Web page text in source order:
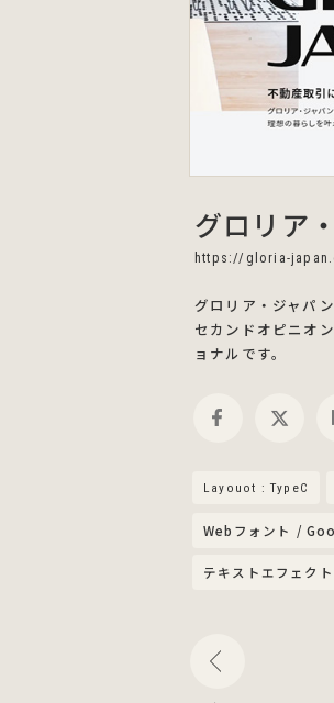
グロリア
https://gloria-
グロリア・ジャパ
セカンドオピニオ
ョナルです。
Layouot : TypeC
Webフォント /
テキストエフェクト